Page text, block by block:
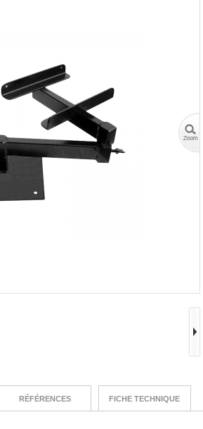
RÉFÉRENCES FICHE TECHNIQUE